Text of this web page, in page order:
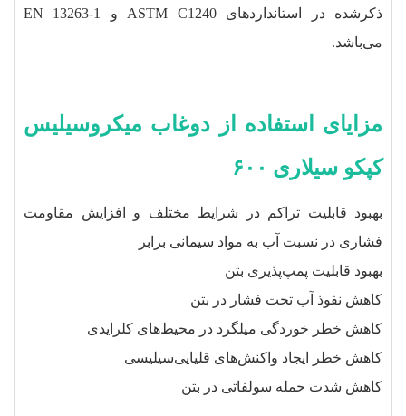
ذکرشده در استانداردهای ASTM C1240 و EN 13263-1
می‌باشد.
مزایای استفاده از دوغاب میکروسیلیس
کپکو سیلاری ۶۰۰
بهبود قابلیت تراکم در شرایط مختلف و افزایش مقاومت
فشاری در نسبت آب به مواد سیمانی برابر
بهبود قابلیت پمپ‌پذیری بتن
کاهش نفوذ آب تحت فشار در بتن
کاهش خطر خوردگی میلگرد در محیط‌های کلرایدی
کاهش خطر ایجاد واکنش‌های قلیایی‌سیلیسی
کاهش شدت حمله سولفاتی در بتن